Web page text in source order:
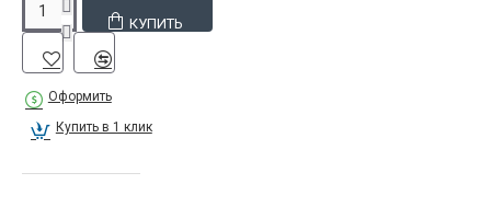
КУПИТЬ
Оформить
Купить в 1 клик